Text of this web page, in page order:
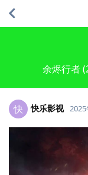
余烬行者
快 快乐影视